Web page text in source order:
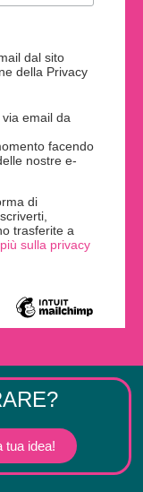
dal sito
della Privacy
email da
facendo
nostre e-
di
trasferite a
sulla privacy
tua idea!